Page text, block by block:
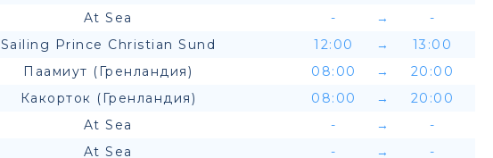
At Sea - →
-
Sailing Prince Christian Sund 12:00 →
13:00
Паамиут (Гренландия) 08:00 →
20:00
Какорток (Гренландия) 08:00 →
20:00
At Sea - →
-
At Sea - →
-